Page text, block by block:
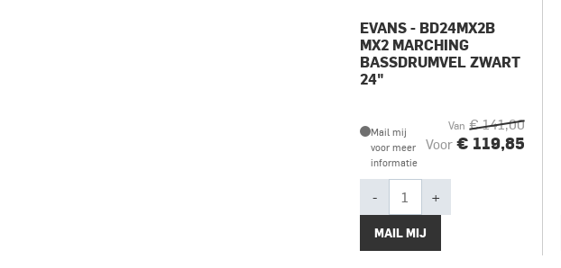
EVANS - BD24MX2B
MX2 MARCHING
BASSDRUMVEL ZWART
24"
Mail mij
voor meer
informatie
Van € 141,00
Voor€ 119,85
- +
MAIL MIJ